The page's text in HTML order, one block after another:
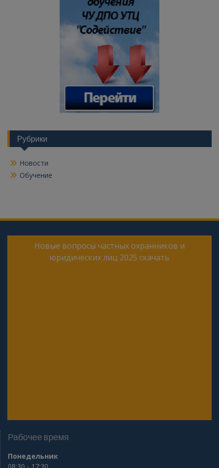
Рубрики
Новости
Обучение
Новые вопросы частных охранников и
юридических лиц 2025 скачать
Рабочее время
Понедельник